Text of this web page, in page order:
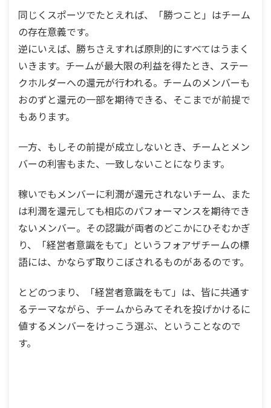
同じくスポーツでたとえれば、「勝つこと」はチーム
の存在意義です。
逆にいえば、勝ちさえすれば原則的にすべてはうまく
いきます。チームが最大限の利益を得たとき、ステー
クホルダーへの還元が行われる。チームのメンバーも
おのずと還元の一部を期待できる、そこまでが前提で
もあります。
一方、もしその前提が成立しないとき、チームとメン
バーの利害もまた、一致しないことになります。
稼いでもメンバーに利潤が還元されないチーム、また
は利潤を還元しても相応のパフォーマンスを期待でき
ないメンバー。その認識が両者のどこかにひそむかぎ
り、「経営者意識をもて」というフォアザチームの標
語には、かならず取りこぼされるものがあるのです。
とどのつまり、「経営者意識をもて」は、皆に共通す
るテーマながら、チームからみてそれを投げかけるに
値するメンバーをけっこう選ぶ、ということなので
す。